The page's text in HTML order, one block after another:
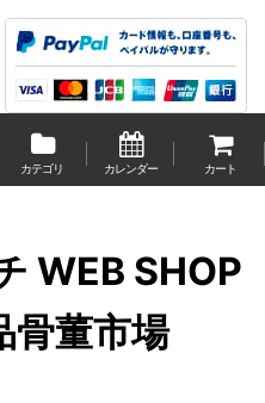
カテゴリ カレンダー カート
WEB SHOP
骨董市場